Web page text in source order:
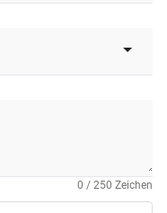
0 / 250 Zeichen